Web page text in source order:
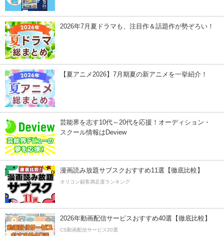
2026年7月夏ドラマも、注目作＆話題作が勢ぞろい！
【夏アニメ2026】7月期夏の新アニメを一挙紹介！
芸能界を志す10代～20代を応援！オーディション・
スクール情報はDeview
漫画読み放題サブスクおすすめ11選【徹底比較】
オリコン顧客満足度ランキング
2026年動画配信サービスおすすめ40選【徹底比較】
CS動画配信サービス20選